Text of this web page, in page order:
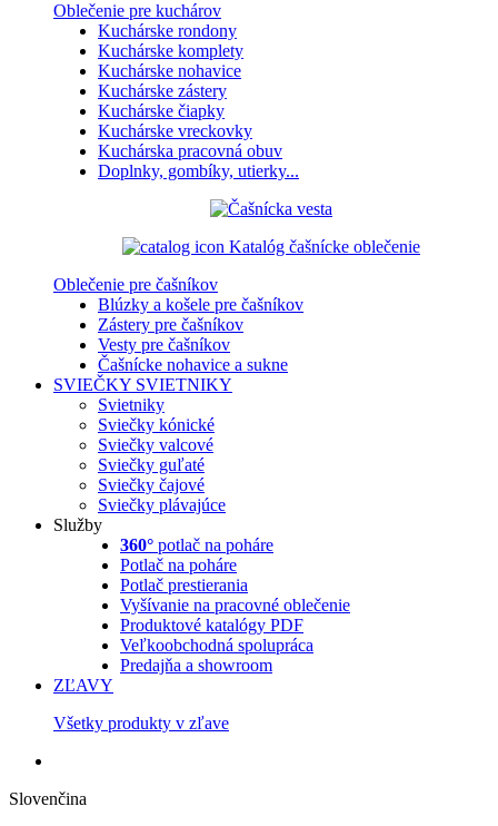
Oblečenie pre kuchárov
Kuchárske rondony
Kuchárske komplety
Kuchárske nohavice
Kuchárske zástery
Kuchárske čiapky
Kuchárske vreckovky
Kuchárska pracovná obuv
Doplnky, gombíky, utierky...
Katalóg čašnícke oblečenie
Oblečenie pre čašníkov
Blúzky a košele pre čašníkov
Zástery pre čašníkov
Vesty pre čašníkov
Čašnícke nohavice a sukne
SVIEČKY SVIETNIKY
Svietniky
Sviečky kónické
Sviečky valcové
Sviečky guľaté
Sviečky čajové
Sviečky plávajúce
Služby
360° potlač na poháre
Potlač na poháre
Potlač prestierania
Vyšívanie na pracovné oblečenie
Produktové katalógy PDF
Veľkoobchodná spolupráca
Predajňa a showroom
ZĽAVY
Všetky produkty v zľave
Slovenčina